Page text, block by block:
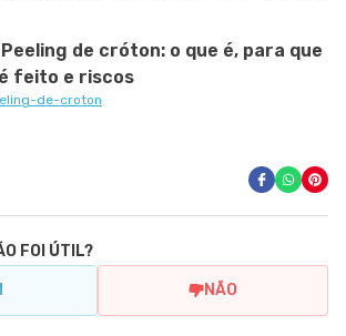
Peeling de cróton: o que é, para que
feito e riscos
de-croton
FOI ÚTIL?
NÃO